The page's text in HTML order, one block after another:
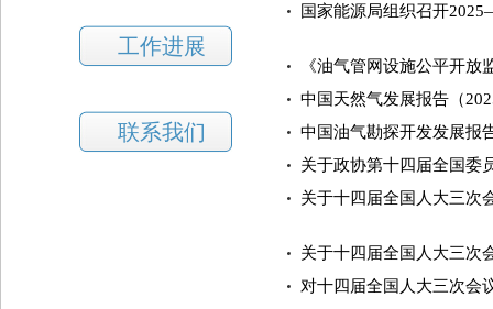
工作进展
联系我们
国家能源局组织召开
《油气管网设施公平开放
中国天然气发展报告（
中国油气勘探开发发展报
关于政协第十四届全国委
关于十四届全国人大三次
关于十四届全国人大三次
对十四届全国人大三次会